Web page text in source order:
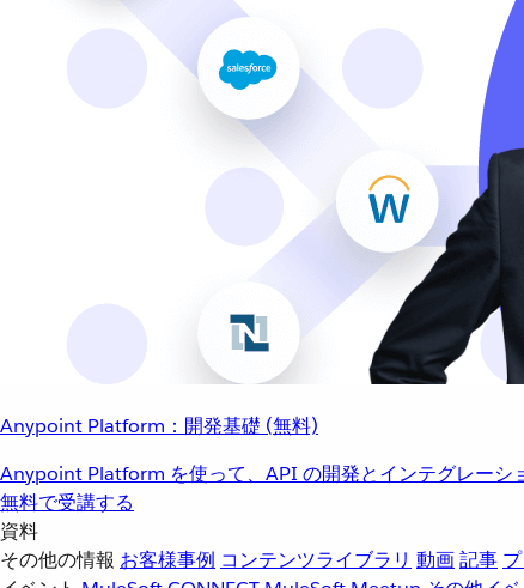
Anypoint Platform：開発基礎 (無料)
Anypoint Platform を使って、API の開発とインテグレーシ
無料で受講する
資料
その他の情報 お客様事例 コンテンツライブラリ 動画記事